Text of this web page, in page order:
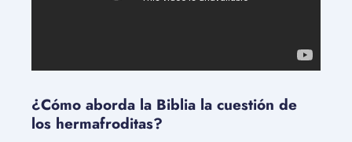
¿Cómo aborda la Biblia la cuestión de
los hermafroditas?